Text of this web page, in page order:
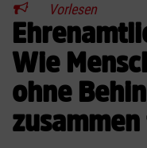
Vorlesen
Wie
ohne